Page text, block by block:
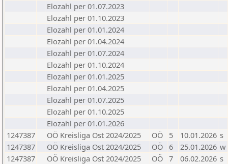
Elozahl per 01.07.2023
Elozahl per 01.10.2023
Elozahl per 01.01.2024
Elozahl per 01.04.2024
Elozahl per 01.07.2024
Elozahl per 01.10.2024
Elozahl per 01.01.2025
Elozahl per 01.04.2025
Elozahl per 01.07.2025
Elozahl per 01.10.2025
Elozahl per 01.01.2026
1247387
OÖ Kreisliga Ost 2024/2025 OÖ 5 10.01.2026 s
1247387
OÖ Kreisliga Ost 2024/2025 OÖ 6 25.01.2026 w
1247387
OÖ Kreisliga Ost 2024/2025 OÖ 7 06.02.2026 s